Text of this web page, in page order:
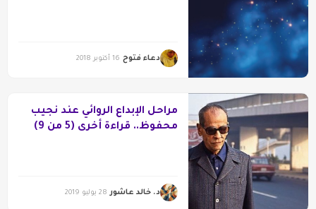
دعاء فتوح 16 أكتوبر 2018
مراحل الإبداع الروائي عند نجيب
محفوظ.. قراءة أخرى (5 من 9)
د. خالد عاشور 28 يوليو 2019